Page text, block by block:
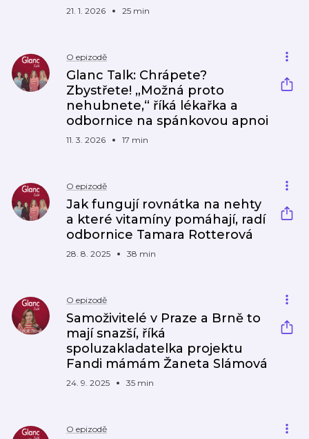
21. 1. 2026 25 min
O epizodě
Glanc Talk: Chrápete?
Zbystřete! „Možná proto
nehubnete,“ říká lékařka a
odbornice na spánkovou apnoi
11. 3. 2026 17 min
O epizodě
Jak fungují rovnátka na nehty
a které vitamíny pomáhají, radí
odbornice Tamara Rotterová
28. 8. 2025 38 min
O epizodě
Samoživitelé v Praze a Brně to
mají snazší, říká
spoluzakladatelka projektu
Fandi mámám Žaneta Slámová
24. 9. 2025 35 min
O epizodě